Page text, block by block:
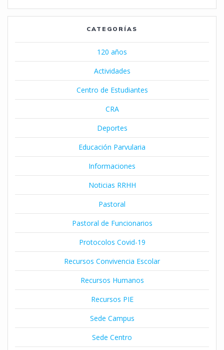
CATEGORÍAS
120 años
Actividades
Centro de Estudiantes
CRA
Deportes
Educación Parvularia
Informaciones
Noticias RRHH
Pastoral
Pastoral de Funcionarios
Protocolos Covid-19
Recursos Convivencia Escolar
Recursos Humanos
Recursos PIE
Sede Campus
Sede Centro